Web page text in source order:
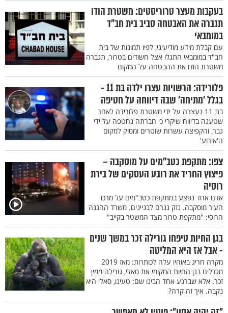
בעקבות מעצר טרוריסטים: משטרת הודו
תגברה את האבטחה סביב בית חב"ד
במומבאי
עם קבלת מידע מודיעיני, לפיו תמונות של בית
חב"ד במומבאי התגלו אצל חשודים בטרור, תגברה
משטרת הודו את ההבטחה על המקום
פלורידה: הרשויות עצרו ילדה בת 11 -
בגלל 'מתיחה' שבה דיווחה על חטיפה
בת 11 נעצרה על ידי משטרת פלורידה לאחר
שטענה בדיווח שיקרי כי חברתה נחטפה על ידי
גבר, והקפיצה עשרות שוטרים ומסוק למקום
ה'אירוע'
צפו: מתקפת כטב"מים על מוסקבה –
פיצוץ החריד את רובע העסקים של בירת
רוסיה
אדם אחד נפצע במתקפת כטב"מים על מרכז
העיר מוסקבה. נזק נגרם לבניינים. משרד ההגנה
הרוסי: "מתקפת טרור מצד המשטר בקייב"
בגן החיות טיפחו גורילה זכר במשך שנים
- אבל אז היא המליטה
מקרה חריג באוהיו עלה לכותרות: מאז 2019
מגדלים בגן החיות המקומי את סאלי, גורילה ממין
זכר. אלא שברגע אחד הבינו שם: טעינו, סאלי היא
נקבה. איך זה קרה?